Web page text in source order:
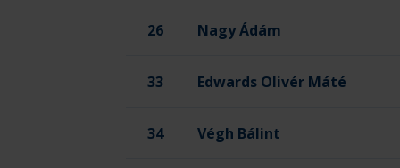
26 Nagy Ádám
33 Edwards Olivér Máté
34 Végh Bálint